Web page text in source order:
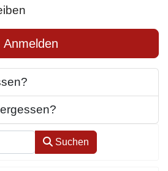
Anmelden
Suchen